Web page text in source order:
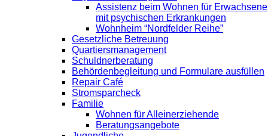
Assistenz beim Wohnen für Erwachsene
mit psychischen Erkrankungen
Wohnheim “Nordfelder Reihe”
Gesetzliche Betreuung
Quartiersmanagement
Schuldnerberatung
Behördenbegleitung und Formulare ausfüllen
Repair Café
Stromsparcheck
Familie
Wohnen für Alleinerziehende
Beratungsangebote